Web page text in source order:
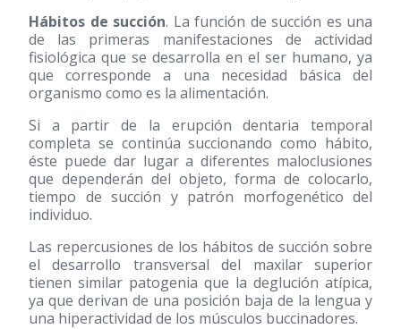
Hábitos de succión. La función de succión es una
de las primeras manifestaciones de actividad
fisiológica que se desarrolla en el ser humano, ya
que corresponde a una necesidad básica del
organismo como es la alimentación.
Si a partir de la erupción dentaria temporal
completa se continúa succionando como hábito,
éste puede dar lugar a diferentes maloclusiones
que dependerán del objeto, forma de colocarlo,
tiempo de succión y patrón morfogenético del
individuo.
Las repercusiones de los hábitos de succión sobre
el desarrollo transversal del maxilar superior
tienen similar patogenia que la deglución atípica,
ya que derivan de una posición baja de la lengua y
una hiperactividad de los músculos buccinadores.